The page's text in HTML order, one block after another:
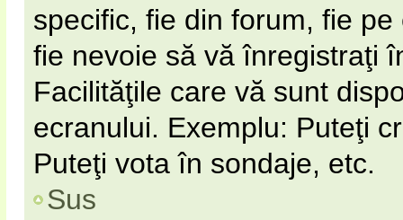
specific, fie din forum, fie
fie nevoie să vă înregistraţi
Facilităţile care vă sunt
ecranului. Exemplu: Puteţi
Puteţi vota în sondaje, etc.
Sus